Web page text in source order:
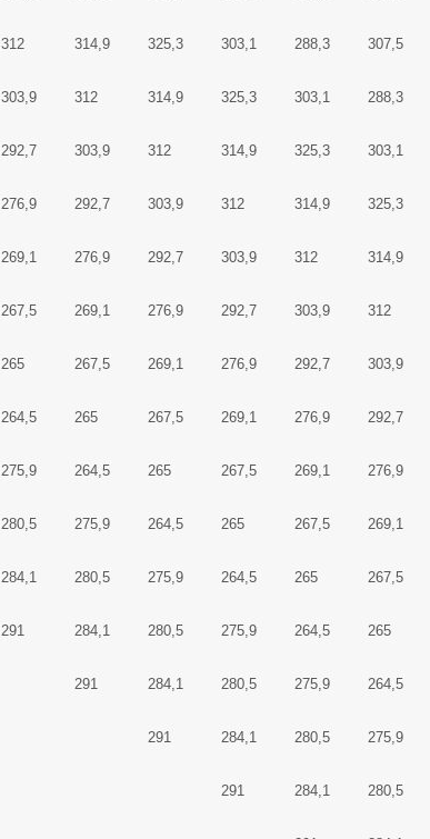
312 314,9 325,3 303,1 288,3 307,5
303,9 312 314,9 325,3 303,1 288,3
292,7 303,9 312 314,9 325,3 303,1
276,9 292,7 303,9 312 314,9 325,3
269,1 276,9 292,7 303,9 312 314,9
267,5 269,1 276,9 292,7 303,9 312
265 267,5 269,1 276,9 292,7 303,9
264,5 265 267,5 269,1 276,9 292,7
275,9 264,5 265 267,5 269,1 276,9
280,5 275,9 264,5 265 267,5 269,1
284,1 280,5 275,9 264,5 265 267,5
291 284,1 280,5 275,9 264,5 265
291 284,1 280,5 275,9 264,5
291 284,1 280,5 275,9
291 284,1 280,5